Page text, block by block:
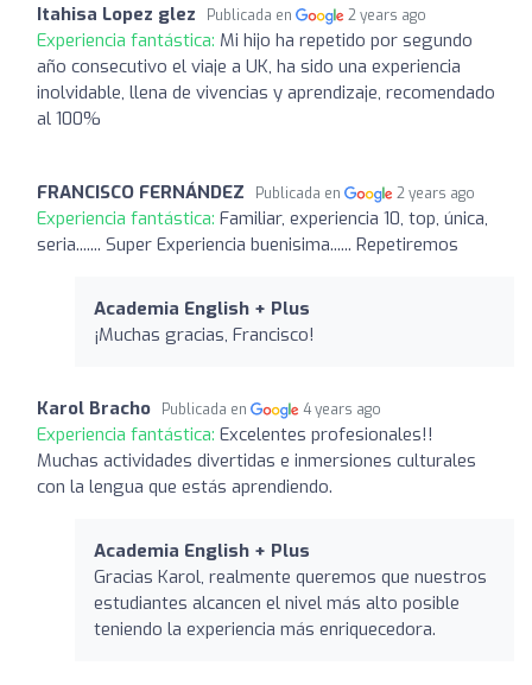
Itahisa Lopez glez Publicada en 2 years ago
Experiencia fantástica: Mi hijo ha repetido por segundo
año consecutivo el viaje a UK, ha sido una experiencia
inolvidable, llena de vivencias y aprendizaje, recomendado
al 100%
FRANCISCO FERNÁNDEZ Publicada en 2 years ago
Experiencia fantástica: Familiar, experiencia 10, top, única,
seria....... Super Experiencia buenisima...... Repetiremos
Academia English + Plus
¡Muchas gracias, Francisco!
Karol Bracho Publicada en 4 years ago
Experiencia fantástica: Excelentes profesionales!!
Muchas actividades divertidas e inmersiones culturales
con la lengua que estás aprendiendo.
Academia English + Plus
Gracias Karol, realmente queremos que nuestros
estudiantes alcancen el nivel más alto posible
teniendo la experiencia más enriquecedora.